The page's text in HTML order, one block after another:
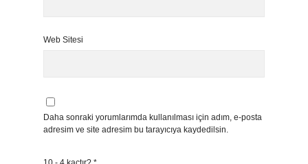
Web Sitesi
Daha sonraki yorumlarımda kullanılması için adım, e-posta
adresim ve site adresim bu tarayıcıya kaydedilsin.